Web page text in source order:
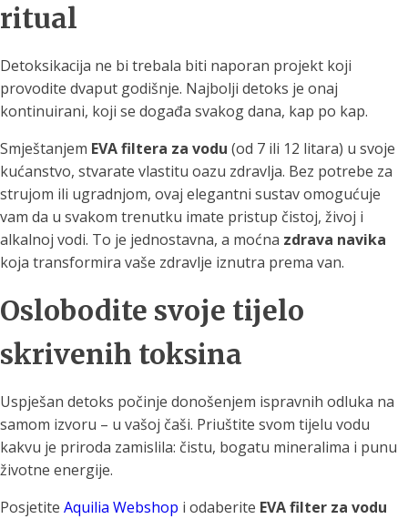
ritual
Detoksikacija ne bi trebala biti naporan projekt koji
provodite dvaput godišnje. Najbolji detoks je onaj
kontinuirani, koji se događa svakog dana, kap po kap.
Smještanjem EVA filtera za vodu (od 7 ili 12 litara) u svoje
kućanstvo, stvarate vlastitu oazu zdravlja. Bez potrebe za
strujom ili ugradnjom, ovaj elegantni sustav omogućuje
vam da u svakom trenutku imate pristup čistoj, živoj i
alkalnoj vodi. To je jednostavna, a moćna zdrava navika
koja transformira vaše zdravlje iznutra prema van.
Oslobodite svoje tijelo
skrivenih toksina
Uspješan detoks počinje donošenjem ispravnih odluka na
samom izvoru – u vašoj čaši. Priuštite svom tijelu vodu
kakvu je priroda zamislila: čistu, bogatu mineralima i punu
životne energije.
Posjetite Aquilia Webshop i odaberite EVA filter za vodu